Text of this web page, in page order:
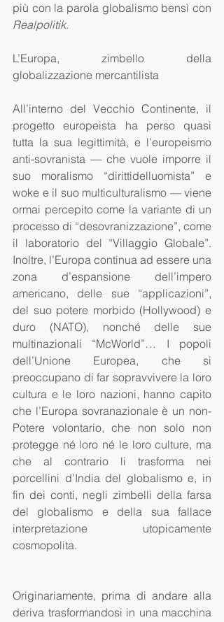
Realpolitik.
L’Europa, zimbello della
globalizzazione mercantilista
All’interno del Vecchio Continente, il
progetto europeista ha perso quasi
tutta la sua legittimità, e l’europeismo
anti-sovranista — che vuole imporre il
suo moralismo “dirittidelluomista” e
woke e il suo multiculturalismo — viene
ormai percepito come la variante di un
processo di “desovranizzazione”, come
il laboratorio del “Villaggio Globale”.
Inoltre, l’Europa continua ad essere una
zona d’espansione dell’impero
americano, delle sue “applicazioni”,
del suo potere morbido (Hollywood) e
duro (NATO), nonché delle sue
multinazionali “McWorld”… I popoli
dell’Unione Europea, che si
preoccupano di far sopravvivere la loro
cultura e le loro nazioni, hanno capito
che l’Europa sovranazionale è un non-
Potere volontario, che non solo non
protegge né loro né le loro culture, ma
che al contrario li trasforma nei
porcellini d’India del globalismo e, in
fin dei conti, negli zimbelli della farsa
del globalismo e della sua fallace
interpretazione utopicamente
cosmopolita.
Originariamente, prima di andare alla
deriva trasformandosi in una macchina